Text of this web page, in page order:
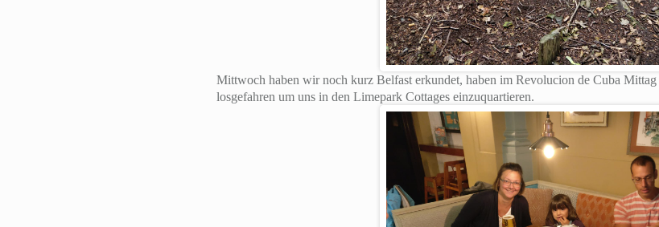
Mittwoch haben wir noch kurz Belfast erkundet, haben im Revolucion de Cuba
losgefahren um uns in den Limepark Cottages einzuquartieren.